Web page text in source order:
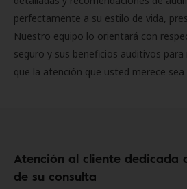
perfectamente a su estilo de vida,
Nuestro equipo lo orientará con
seguro y sus beneficios auditivos
que la atención que usted merece sea
Atención al cliente dedicada
de su consulta